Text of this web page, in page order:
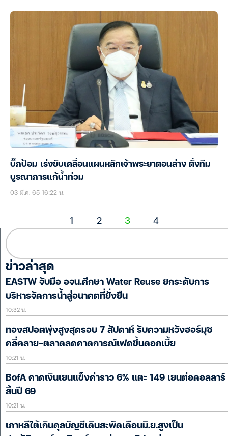
บิ๊กป้อม เร่งขับเคลื่อนแผนหลักเจ้าพระยาตอนล่าง ตั้งทีม
บูรณาการแก้น้ำท่วม
03 มี.ค. 65 16:22 น.
1 2 3 4
ข่าวล่าสุด
EASTW จับมือ อจน.ศึกษา Water Reuse ยกระดับการ
บริหารจัดการน้ำสู่อนาคตที่ยั่งยืน
10:32 น.
ทองสปอตพุ่งสูงสุดรอบ 7 สัปดาห์ รับความหวังฮอร์มุซ
คลี่คลาย-ตลาดลดคาดการณ์เฟดขึ้นดอกเบี้ย
10:21 น.
BofA คาดเงินเยนแข็งค่าราว 6% แตะ 149 เยนต่อดอลลาร์
สิ้นปี 69
10:21 น.
เกาหลีใต้เกินดุลบัญชีเดินสะพัดเดือนมิ.ย.สูงเป็น